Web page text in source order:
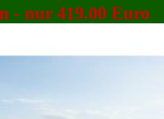
- nur 419.00 Euro